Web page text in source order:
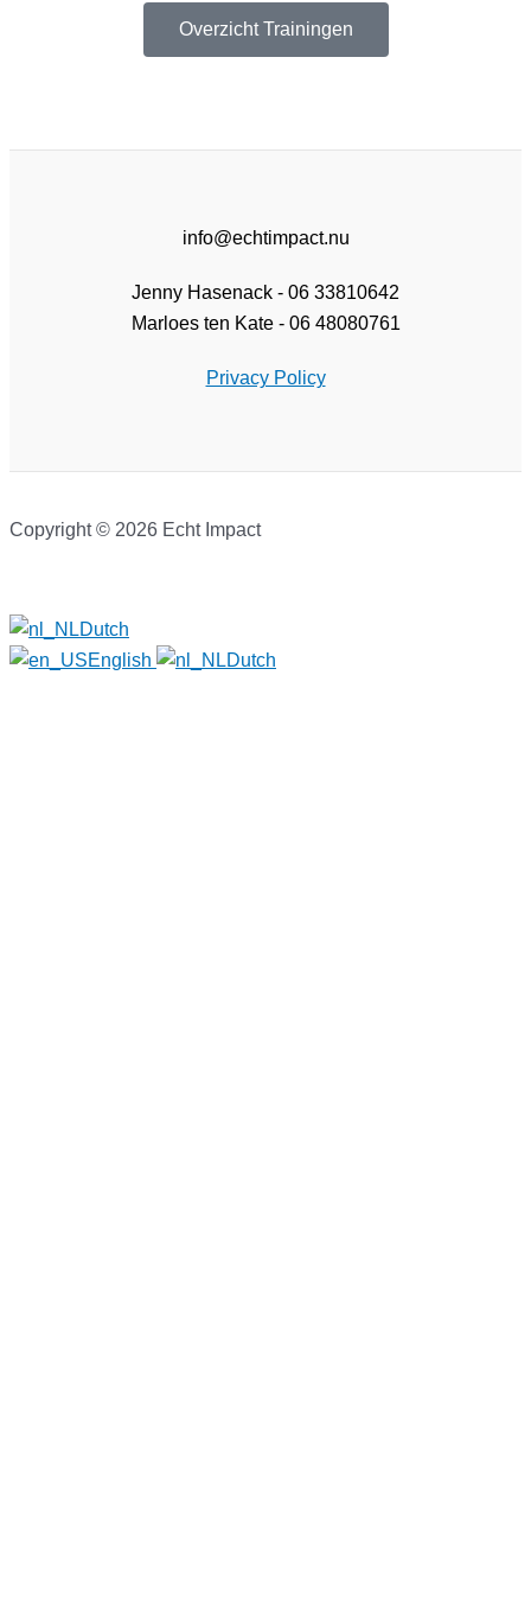
Overzicht Trainingen
info@echtimpact.nu
Jenny Hasenack - 06 33810642
Marloes ten Kate - 06 48080761
Privacy Policy
Copyright © 2026 Echt Impact
Dutch
English
Dutch